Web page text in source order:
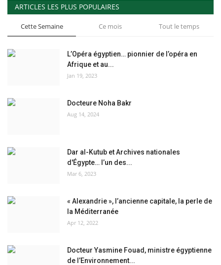
ARTICLES LES PLUS POPULAIRES
Cette Semaine Ce mois Tout le temps
L’Opéra égyptien… pionnier de l’opéra en
Afrique et au...
Jan 19, 2023
Docteure Noha Bakr
Aug 14, 2024
Dar al-Kutub et Archives nationales
d'Égypte… l’un des...
Mar 6, 2023
« Alexandrie », l’ancienne capitale, la perle de
la Méditerranée
Apr 12, 2022
Docteur Yasmine Fouad, ministre égyptienne
de l’Environnement...